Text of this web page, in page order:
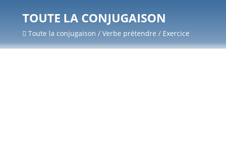
TOUTE LA CONJUGAISON
Toute la conjugaison / Verbe prétendre / Exercice